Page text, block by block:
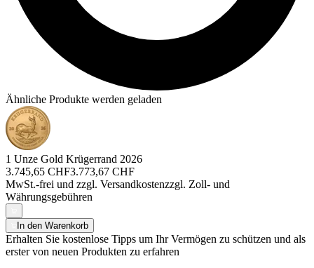
Ähnliche Produkte werden geladen
1 Unze Gold Krügerrand 2026
3.745,65 CHF3.773,67 CHF
MwSt.-frei und zzgl. Versandkostenzzgl. Zoll- und
Währungsgebühren
In den Warenkorb
Erhalten Sie kostenlose Tipps um Ihr Vermögen zu schützen und als
erster von neuen Produkten zu erfahren